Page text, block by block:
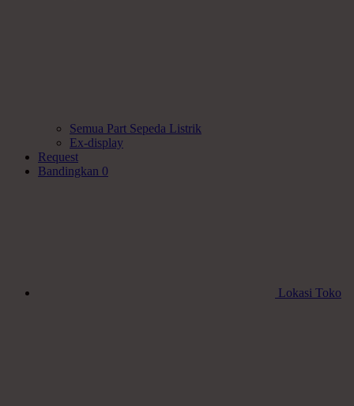
Semua Part Sepeda Listrik
Ex-display
Request
Bandingkan 0
Lokasi Toko